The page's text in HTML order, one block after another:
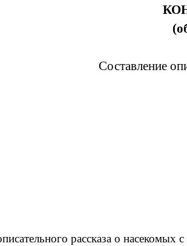
Составление
рассказа о насекомых